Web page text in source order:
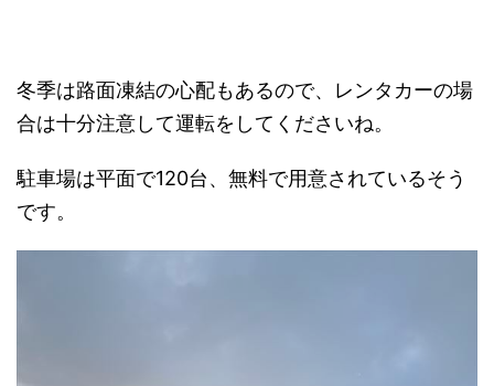
冬季は路面凍結の心配もあるので、レンタカーの場
合は十分注意して運転をしてくださいね。
駐車場は平面で120台、無料で用意されているそう
です。